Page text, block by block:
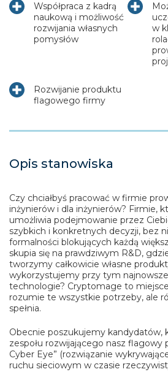
Współpraca z kadrą
naukową i możliwość
rozwijania własnych
pomysłów
w
Rozwijanie produktu
flagowego firmy
Opis stanowiska
Czy chciałbyś pracować w firmie
inżynierów i dla inżynierów? Firmie,
umożliwia podejmowanie przez
szybkich i konkretnych decyzji, bez
formalności blokujących każdą
skupia się na prawdziwym R&D,
tworzymy całkowicie własne
wykorzystujemy przy tym
technologie? Cryptomage to
rozumie te wszystkie potrzeby, ale
spełnia.
Obecnie poszukujemy kandydatów,
zespołu rozwijającego nasz
Cyber Eye” (rozwiązanie
ruchu sieciowym w czasie